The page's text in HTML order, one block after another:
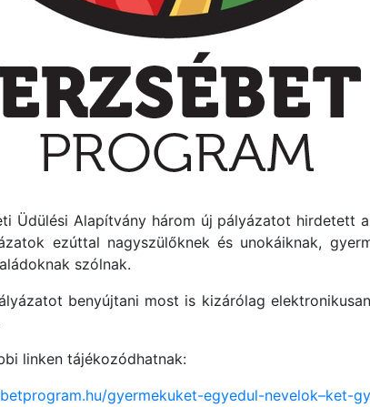
Üdülési Alapítvány három új pályázatot hirdetett
ezúttal nagyszülőknek és unokáiknak,
szólnak.
benyújtani most is kizárólag
linken tájékozódhatnak:
gyermekuket-egyedul-nevelok–ket-